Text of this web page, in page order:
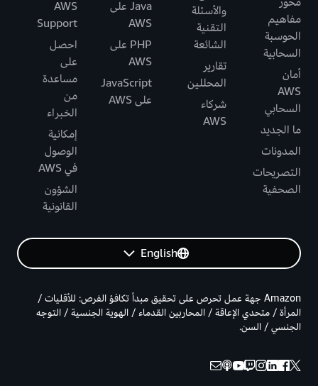
مفاهيم
الحوسبة
السحابية
أمان
AWS
السحابي
ما الجديد
المدونات
التصريحات
الصحفية
والأسئلة
التقنية
الشائعة
تقارير
المحللين
شركاء
AWS
Java على
AWS
PHP على
AWS
JavaScript
على AWS
AWS
Support
احصل
على
مساعدة
من
الخبراء
إمكانية
الوصول
في AWS
الشؤون
القانونية
English
Amazon جهة عمل تحرص على تحقيق مبدأ تكافؤ الفرص: للأقليات /
المرأة / متحدي الإعاقة / المحاربين القدماء / الهوية الجنسية / التوجه
الجنسي / السن.